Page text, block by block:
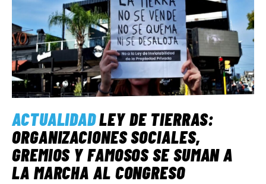
ACTUALIDADLEY DE TIERRAS:
ORGANIZACIONES SOCIALES,
GREMIOS Y FAMOSOS SE SUMAN A
LA MARCHA AL CONGRESO